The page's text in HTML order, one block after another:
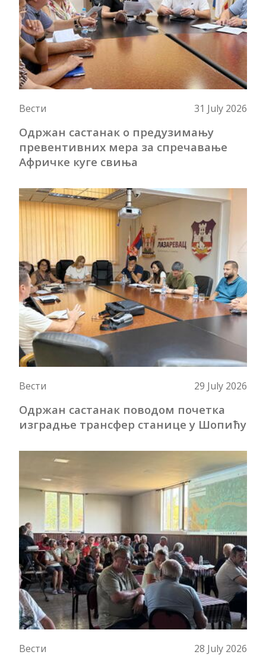
Вести 31 July 2026
Одржан састанак о предузимању
превентивних мера за спречавање
Афричке куге свиња
Вести 29 July 2026
Одржан састанак поводом почетка
изградње трансфер станице у Шопићу
Вести 28 July 2026